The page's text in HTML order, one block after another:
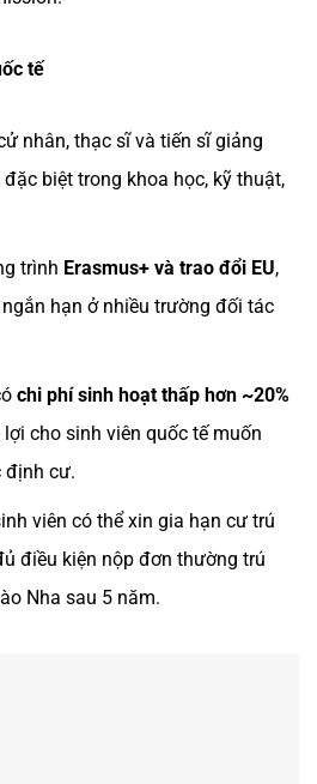
tế
nhân, thạc sĩ và tiến sĩ giảng
đặc biệt trong khoa học, kỹ thuật,
trình Erasmus+ và trao đổi EU,
hạn ở nhiều trường đối tác
chi phí sinh hoạt thấp hơn ~20%
cho sinh viên quốc tế muốn
định cư.
viên có thể xin gia hạn cư trú
điều kiện nộp đơn thường trú
Nha sau 5 năm.